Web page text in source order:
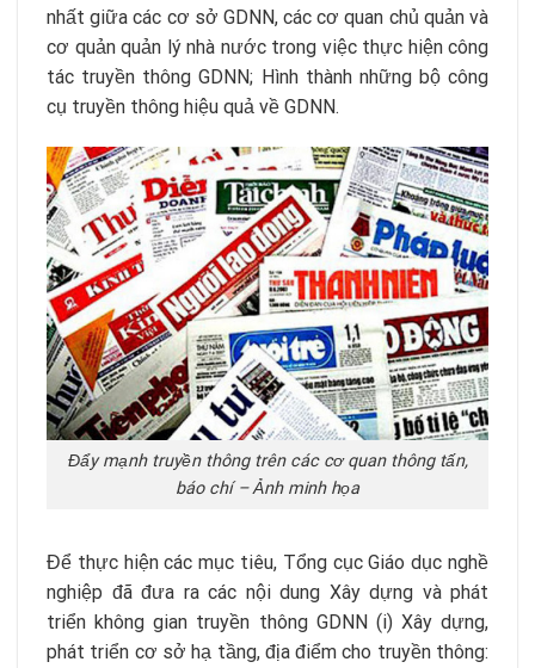
nhất giữa các cơ sở GDNN, các cơ quan chủ quản và
cơ quản quản lý nhà nước trong việc thực hiện công
tác truyền thông GDNN; Hình thành những bộ công
cụ truyền thông hiệu quả về GDNN.
Đẩy mạnh truyền thông trên các cơ quan thông tấn,
báo chí – Ảnh minh họa
Để thực hiện các mục tiêu, Tổng cục Giáo dục nghề
nghiệp đã đưa ra các nội dung Xây dựng và phát
triển không gian truyền thông GDNN (i) Xây dựng,
phát triển cơ sở hạ tầng, địa điểm cho truyền thông: